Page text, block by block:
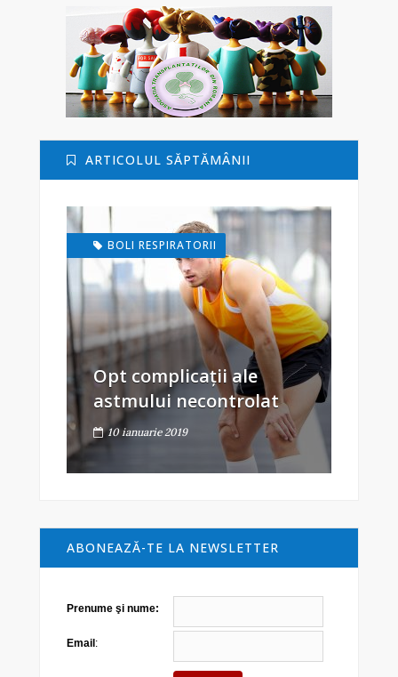
ARTICOLUL SĂPTĂMÂNII
BOLI RESPIRATORII
Opt complicații ale
astmului necontrolat
10 ianuarie 2019
ABONEAZĂ-TE LA NEWSLETTER
Prenume şi nume:
Email :